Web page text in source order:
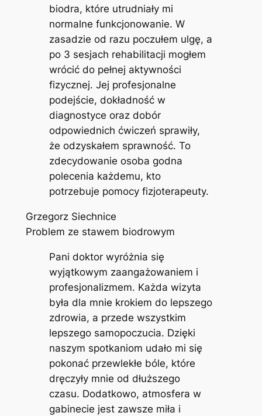
biodra, które utrudniały mi
normalne funkcjonowanie. W
zasadzie od razu poczułem ulgę, a
po 3 sesjach rehabilitacji mogłem
wrócić do pełnej aktywności
fizycznej. Jej profesjonalne
podejście, dokładność w
diagnostyce oraz dobór
odpowiednich ćwiczeń sprawiły,
że odzyskałem sprawność. To
zdecydowanie osoba godna
polecenia każdemu, kto
potrzebuje pomocy fizjoterapeuty.
Grzegorz Siechnice
Problem ze stawem biodrowym
Pani doktor wyróżnia się
wyjątkowym zaangażowaniem i
profesjonalizmem. Każda wizyta
była dla mnie krokiem do lepszego
zdrowia, a przede wszystkim
lepszego samopoczucia. Dzięki
naszym spotkaniom udało mi się
pokonać przewlekłe bóle, które
dręczyły mnie od dłuższego
czasu. Dodatkowo, atmosfera w
gabinecie jest zawsze miła i